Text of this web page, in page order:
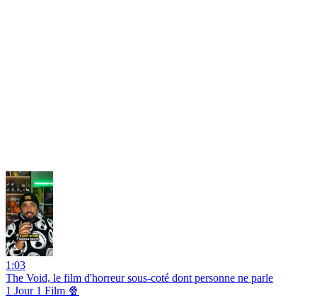
1:03
The Void, le film d'horreur sous-coté dont personne ne parle
1 Jour 1 Film 🍿